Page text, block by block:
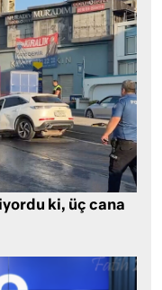
ki, üç cana